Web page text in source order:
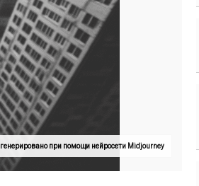
при помощи нейросети Midjourney